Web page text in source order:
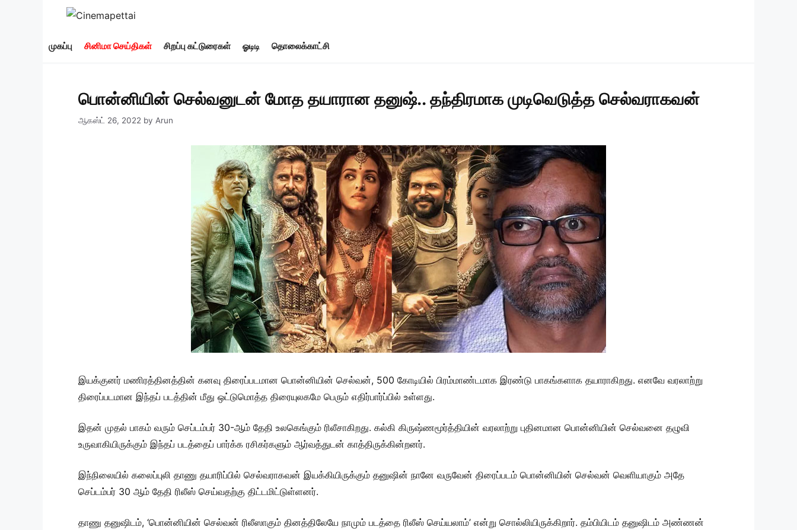
முகப்பு சினிமா செய்திகள் சிறப்பு கட்டுரைகள் ஓடிடி தொலைக்காட்சி
பொன்னியின் செல்வனுடன் மோத தயாரான தனுஷ்.. தந்திரமாக முடிவெடுத்த செல்வராகவன்
ஆகஸ்ட் 26, 2022 by Arun
இயக்குனர் மணிரத்தினத்தின் கனவு திரைப்படமான பொன்னியின் செல்வன், 500 கோடியில் பிரம்மாண்டமாக இரண்டு பாகங்களாக தயாராகிறது. எனவே வரலாற்று
திரைப்படமான இந்தப் படத்தின் மீது ஒட்டுமொத்த திரையுலகமே பெரும் எதிர்பார்ப்பில் உள்ளது.
இதன் முதல் பாகம் வரும் செப்டம்பர் 30-ஆம் தேதி உலகெங்கும் ரிலீசாகிறது. கல்கி கிருஷ்ணமூர்த்தியின் வரலாற்று புதினமான பொன்னியின் செல்வனை தழுவி
உருவாகியிருக்கும் இந்தப் படத்தைப் பார்க்க ரசிகர்களும் ஆர்வத்துடன் காத்திருக்கின்றனர்.
இந்நிலையில் கலைப்புலி தாணு தயாரிப்பில் செல்வராகவன் இயக்கியிருக்கும் தனுஷின் நானே வருவேன் திரைப்படம் பொன்னியின் செல்வன் வெளியாகும் அதே
செப்டம்பர் 30 ஆம் தேதி ரிலீஸ் செய்வதற்கு திட்டமிட்டுள்ளனர்.
தாணு தனுஷிடம், ‘பொன்னியின் செல்வன் ரிலீஸாகும் தினத்திலேயே நாமும் படத்தை ரிலீஸ் செய்யலாம்’ என்று சொல்லியிருக்கிறார். தம்பியிடம் தனுஷிடம் அண்ணன்